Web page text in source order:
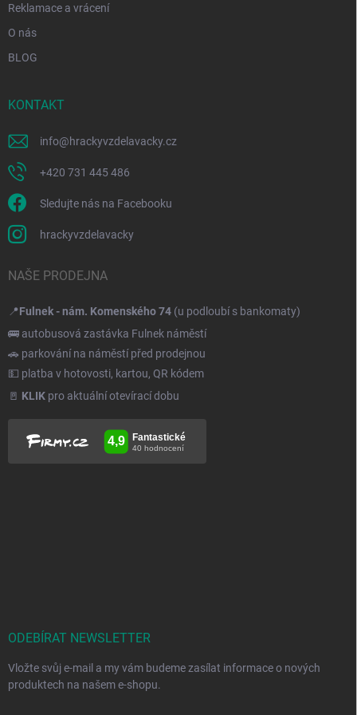
Reklamace a vrácení
O nás
BLOG
KONTAKT
info@hrackyvzdelavacky.cz
+420 731 445 486
Sledujte nás na Facebooku
hrackyvzdelavacky
NAŠE PRODEJNA
📍Fulnek - nám. Komenského 74 (u podloubí s bankomaty)
🚌 autobusová zastávka Fulnek náměstí
🚗 parkování na náměstí před prodejnou
💵 platba v hotovosti, kartou, QR kódem
🚪 KLIK pro aktuální otevírací dobu
ODEBÍRAT NEWSLETTER
Vložte svůj e-mail a my vám budeme zasílat informace o nových
produktech na našem e-shopu.